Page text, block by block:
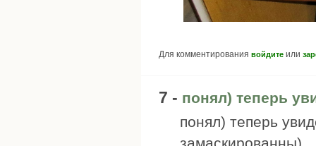
Для комментирования войдите или
7 - понял) теперь
понял) теперь
замаскированны)